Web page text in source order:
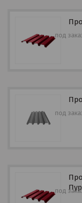
под
под
под